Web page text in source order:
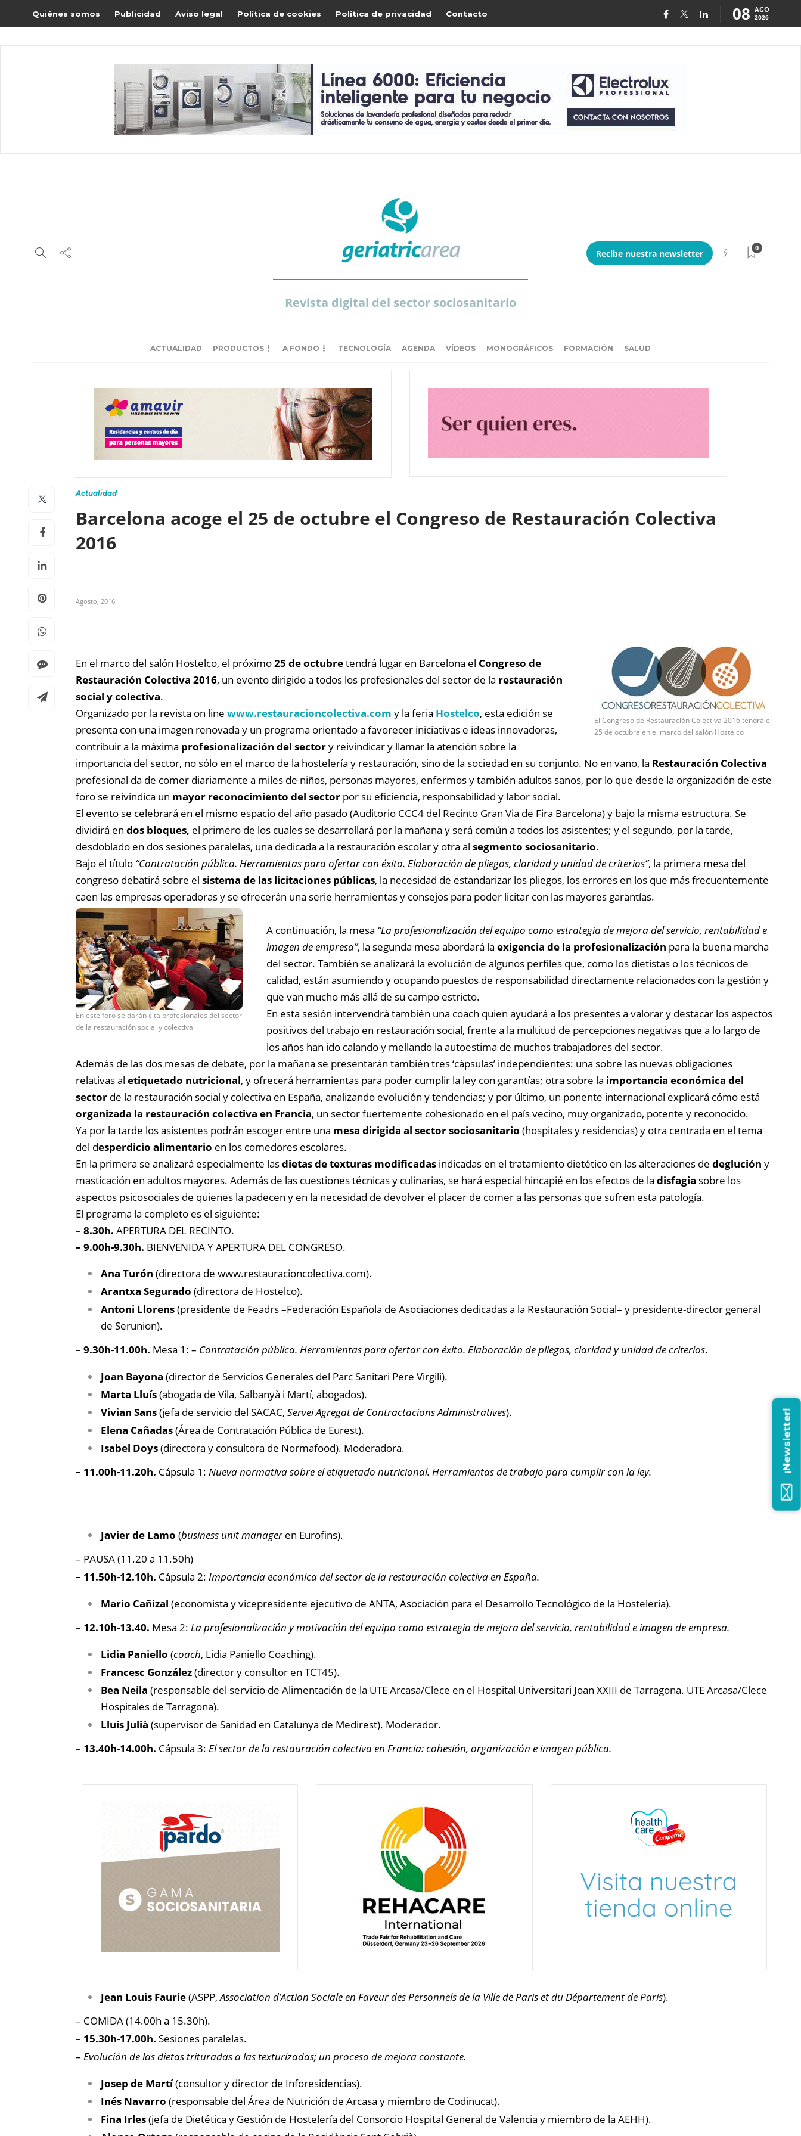
Quiénes somos Publicidad Aviso legal Política de cookies Política de privacidad Contacto 08 AGO
2026
Revista digital del sector sociosanitario
Recibe nuestra newsletter
0
ACTUALIDAD PRODUCTOS A FONDO TECNOLOGÍA AGENDA VÍDEOS MONOGRÁFICOS FORMACIÓN SALUD
Actualidad
Barcelona acoge el 25 de octubre el Congreso de Restauración Colectiva
2016
Agosto, 2016
El Congreso de Restauración Colectiva 2016 tendrá el
25 de octubre en el marco del salón Hostelco
En el marco del salón Hostelco, el próximo25 de octubretendrá lugar en Barcelona el Congreso de
Restauración Colectiva 2016, un evento dirigido a todos los profesionales del sector de la restauración
social y colectiva.
Organizado por la revista on line www.restauracioncolectiva.com y la feria Hostelco, esta edición se
presenta con una imagen renovada y un programa orientado a favorecer iniciativas e ideas innovadoras,
contribuir a la máxima profesionalización del sectory reivindicar y llamar la atención sobre la
importancia del sector, no sólo en el marco de la hostelería y restauración, sino de la sociedad en su conjunto. No en vano, la Restauración Colectiva
profesional da de comer diariamente a miles de niños, personas mayores, enfermos y también adultos sanos, por lo que desde la organización de este
foro se reivindica un mayor reconocimiento del sector por su eficiencia, responsabilidad y labor social.
El evento se celebrará en el mismo espacio del año pasado (Auditorio CCC4 del Recinto Gran Via de Fira Barcelona) y bajo la misma estructura. Se
dividirá en dos bloques, el primero de los cuales se desarrollará por la mañana y será común a todos los asistentes; y el segundo, por la tarde,
desdoblado en dos sesiones paralelas, una dedicada a la restauración escolar y otra al segmento sociosanitario.
Bajo el título “Contratación pública. Herramientas para ofertar con éxito. Elaboración de pliegos, claridad y unidad de criterios”, la primera mesa del
congreso debatirá sobre el sistema de las licitaciones públicas, la necesidad de estandarizar los pliegos, los errores en los que más frecuentemente
caen las empresas operadoras y se ofrecerán una serie herramientas y consejos para poder licitar con las mayores garantías.
En este foro se darán cita profesionales del sector
de la restauración social y colectiva
A continuación, la mesa “La profesionalización del equipo como estrategia de mejora del servicio, rentabilidad e
imagen de empresa”, la segunda mesa abordará la exigencia de la profesionalización para la buena marcha
del sector. También se analizará la evolución de algunos perfiles que, como los dietistas o los técnicos de
calidad, están asumiendo y ocupando puestos de responsabilidad directamente relacionados con la gestión y
que van mucho más allá de su campo estricto.
En esta sesión intervendrá también una coach quien ayudará a los presentes a valorar y destacar los aspectos
positivos del trabajo en restauración social, frente a la multitud de percepciones negativas que a lo largo de
los años han ido calando y mellando la autoestima de muchos trabajadores del sector.
Además de las dos mesas de debate, por la mañana se presentarán también tres ‘cápsulas’ independientes: una sobre las nuevas obligaciones
relativas al etiquetado nutricional, y ofrecerá herramientas para poder cumplir la ley con garantías; otra sobre la importancia económica del
sector de la restauración social y colectiva en España, analizando evolución y tendencias; y por último, un ponente internacional explicará cómo está
organizada la restauración colectiva en Francia, un sector fuertemente cohesionado en el país vecino, muy organizado, potente y reconocido.
Ya por la tarde los asistentes podrán escoger entre una mesa dirigida al sector sociosanitario (hospitales y residencias) y otra centrada en el tema
del desperdicio alimentario en los comedores escolares.
En la primera se analizará especialmente lasdietas de texturas modificadas indicadas en el tratamiento dietético en las alteraciones de deglución y
masticación en adultos mayores. Además de las cuestiones técnicas y culinarias, se hará especial hincapié en los efectos de la disfagia sobre los
aspectos psicosociales de quienes la padecen y en la necesidad de devolver el placer de comer a las personas que sufren esta patología.
El programa la completo es el siguiente:
– 8.30h. APERTURA DEL RECINTO.
– 9.00h-9.30h. BIENVENIDA Y APERTURA DEL CONGRESO.
Ana Turón (directora de www.restauracioncolectiva.com).
Arantxa Segurado (directora de Hostelco).
Antoni Llorens(presidente de Feadrs –Federación Española de Asociaciones dedicadas a la Restauración Social– y presidente-director general
de Serunion).
– 9.30h-11.00h. Mesa 1: – Contratación pública. Herramientas para ofertar con éxito. Elaboración de pliegos, claridad y unidad de criterios.
Joan Bayona (director de Servicios Generales del Parc Sanitari Pere Virgili).
Marta Lluís(abogada de Vila, Salbanyà i Martí, abogados).
Vivian Sans(jefa de servicio del SACAC, Servei Agregat de Contractacions Administratives).
Elena Cañadas(Área de Contratación Pública de Eurest).
Isabel Doys(directora y consultora de Normafood). Moderadora.
– 11.00h-11.20h. Cápsula 1: Nueva normativa sobre el etiquetado nutricional. Herramientas de trabajo para cumplir con la ley.
Javier de Lamo (business unit manageren Eurofins).
– PAUSA (11.20 a 11.50h)
– 11.50h-12.10h. Cápsula 2: Importancia económica del sector de la restauración colectiva en España.
Mario Cañizal (economista y vicepresidente ejecutivo de ANTA, Asociación para el Desarrollo Tecnológico de la Hostelería).
– 12.10h-13.40. Mesa 2: La profesionalización y motivación del equipo como estrategia de mejora del servicio, rentabilidad e imagen de empresa.
Lidia Paniello (coach, Lidia Paniello Coaching).
Francesc González(director y consultor en TCT45).
Bea Neila (responsable del servicio de Alimentación de la UTE Arcasa/Clece en el Hospital Universitari Joan XXIII de Tarragona. UTE Arcasa/Clece
Hospitales de Tarragona).
Lluís Julià (supervisor de Sanidad en Catalunya de Medirest). Moderador.
– 13.40h-14.00h. Cápsula 3: El sector de la restauración colectiva en Francia: cohesión, organización e imagen pública.
Jean Louis Faurie(ASPP,Association d’Action Sociale en Faveur des Personnels de la Ville de Paris et du Département de Paris).
– COMIDA (14.00h a 15.30h).
– 15.30h-17.00h. Sesiones paralelas.
– Evolución de las dietas trituradas a las texturizadas; un proceso de mejora constante.
Josep de Martí(consultor y director de Inforesidencias).
Inés Navarro (responsable del Área de Nutrición de Arcasa y miembro de Codinucat).
Fina Irles(jefa de Dietética y Gestión de Hostelería del Consorcio Hospital General de Valencia y miembro de la AEHH).
¡Newsletter!